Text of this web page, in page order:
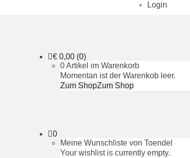
Login
€ 0,00 (0)
0 Artikel im Warenkorb
Momentan ist der Warenkob leer.
Zum ShopZum Shop
0
Meine Wunschliste von Toendel
Your wishlist is currently empty.